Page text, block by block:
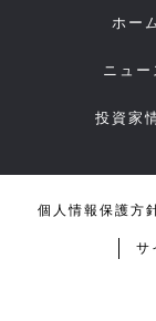
ホー
ニュー
投資家
個人情報保護方
サ